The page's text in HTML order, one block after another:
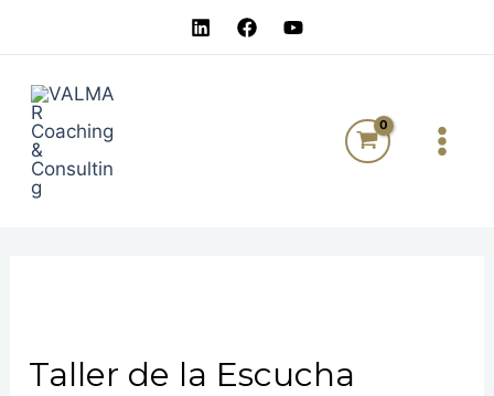
contenido
Taller de la Escucha
entradas